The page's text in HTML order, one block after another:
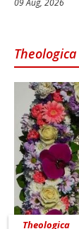
Theologica
Theologica